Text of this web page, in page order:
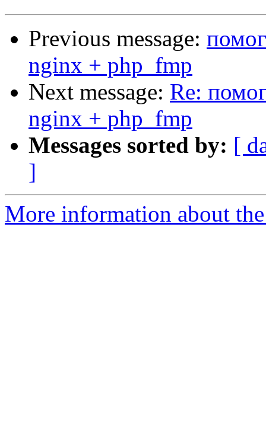
Previous message:
nginx + php_fmp
Next message: Re:
nginx + php_fmp
Messages sorted by: [
]
More information about